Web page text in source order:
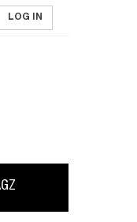
LOG IN